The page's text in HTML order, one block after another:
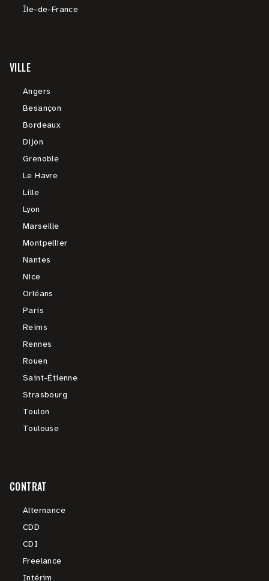
Île-de-France
VILLE
Angers
Besançon
Bordeaux
Dijon
Grenoble
Le Havre
Lille
Lyon
Marseille
Montpellier
Nantes
Nice
Orléans
Paris
Reims
Rennes
Rouen
Saint-Étienne
Strasbourg
Toulon
Toulouse
CONTRAT
Alternance
CDD
CDI
Freelance
Intérim